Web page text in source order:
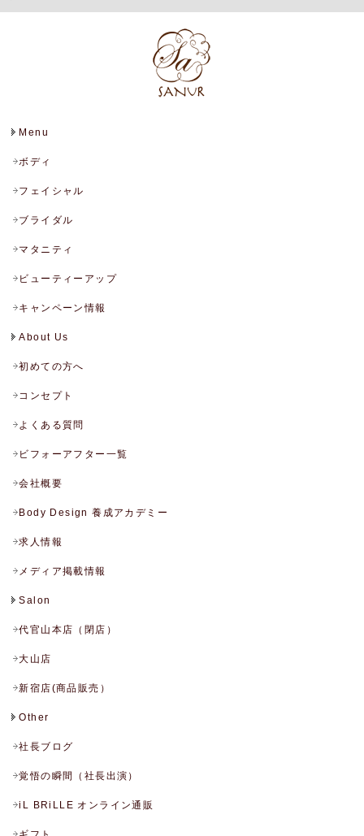
Menu
ボディ
フェイシャル
ブライダル
マタニティ
ビューティーアップ
キャンペーン情報
About Us
初めての方へ
コンセプト
よくある質問
ビフォーアフター一覧
会社概要
Body Design 養成アカデミー
求人情報
メディア掲載情報
Salon
代官山本店（閉店）
大山店
新宿店(商品販売）
Other
社長ブログ
覚悟の瞬間（社長出演）
iL BRiLLE オンライン通販